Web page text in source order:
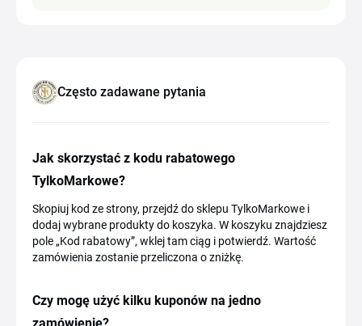
Często zadawane pytania
Jak skorzystać z kodu rabatowego
TylkoMarkowe?
Skopiuj kod ze strony, przejdź do sklepu TylkoMarkowe i
dodaj wybrane produkty do koszyka. W koszyku znajdziesz
pole „Kod rabatowy”, wklej tam ciąg i potwierdź. Wartość
zamówienia zostanie przeliczona o zniżkę.
Czy mogę użyć kilku kuponów na jedno